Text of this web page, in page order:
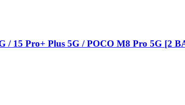
/ 15 Pro+ Plus 5G / POCO M8 Pro 5G [2